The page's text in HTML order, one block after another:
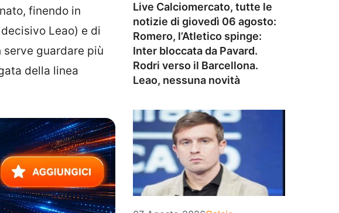
finendo in
Leao) e di
guardare più
della linea
Live Calciomercato, tutte le
notizie di giovedì 06 agosto:
Romero, l’Atletico spinge:
Inter bloccata da Pavard.
Rodri verso il Barcellona.
Leao, nessuna novità